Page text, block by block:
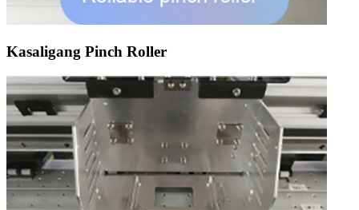
Kasaligang Pinch Roller